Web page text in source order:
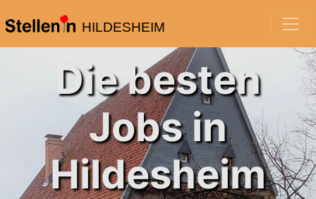
HILDESHEIM
Die besten
Jobs in
Hildesheim